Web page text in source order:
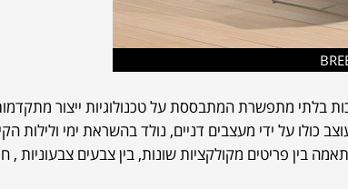
בלתי מתפשרת המתבססת על טכנולוגיות ייצור
על ידי מעצבים דניים, נולד בהשראת ימי ולילות
בין פריטים מקולקציות שונות, בין צבעים צבעוניות ,